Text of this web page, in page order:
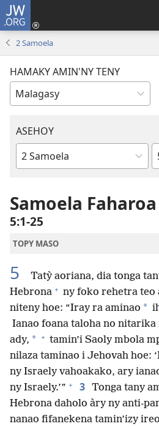
JW.ORG
2 Samoela
HAMAKY AMIN'NY TENY
ASEHOY
Boky
Amin’ny
Baiboly
Samoela Faharoa
5:1-25
TOPY MASO
5
Tatỳ aoriana, dia tonga
Hebrona + ny foko rehetra teo
niteny hoe: “Iray ra aminao *
Ianao foana taloha no
ady, * + tamin’i Saoly mbola
nilaza taminao i Jehovah hoe:
ny Israely vahoakako, ary
ny Israely.’” + 3 Tonga tany
Hebrona daholo àry ny anti-
nanao fifanekena tamin’izy ireo